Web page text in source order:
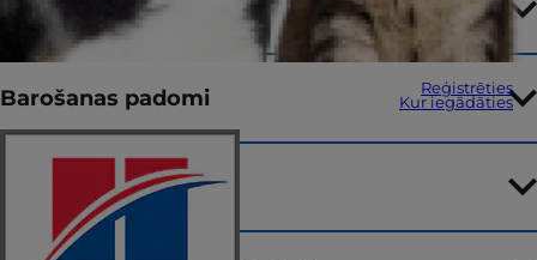
Reģistrēties
Kur iegādāties
Sastāvdaļas
Barošanas padomi
Galvenās iezīmes